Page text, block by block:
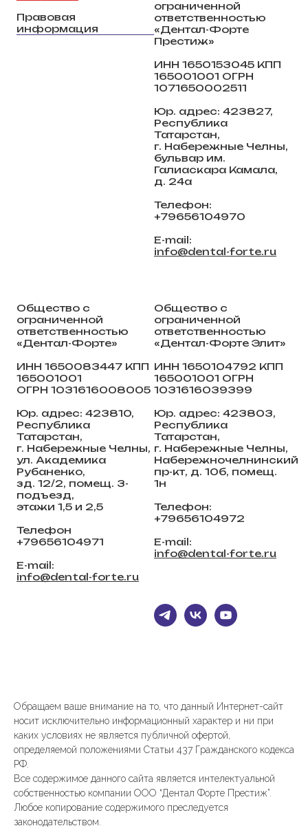
Правовая
информация
ограниченной
ответственностью
«Дентал-Форте
Престиж»
ИНН 1650153045 КПП
165001001 ОГРН
1071650002511
Юр. адрес: 423827,
Республика
Татарстан,
г. Набережные Челны,
бульвар им.
Галиаскара Камала,
д. 24а
Телефон:
+79656104970
E-mail:
info@dental-forte.ru
Общество с
ограниченной
ответственностью
«Дентал-Форте»
ИНН 1650083447 КПП
165001001
ОГРН 1031616008005
Юр. адрес: 423810,
Республика
Татарстан,
г. Набережные Челны,
ул. Академика
Рубаненко,
зд. 12/2, помещ. 3-
подъезд,
этажи 1,5 и 2,5
Телефон
+79656104971
E-mail:
info@dental-forte.ru
Общество с
ограниченной
ответственностью
«Дентал-Форте Элит»
ИНН 1650104792 КПП
165001001 ОГРН
1031616039399
Юр. адрес: 423803,
Республика
Татарстан,
г. Набережные Челны,
Набережночелнинский
пр-кт, д. 10б, помещ.
1н
Телефон:
+79656104972
E-mail:
info@dental-forte.ru
Обращаем ваше внимание на то, что данный Интернет-сайт
носит исключительно информационный характер и ни при
каких условиях не является публичной офертой,
определяемой положениями Статьи 437 Гражданского кодекса
РФ.
Все содержимое данного сайта является интелектуальной
собственностью компании ООО “Дентал Форте Престиж”.
Любое копирование содержимого преследуется
законодательством.